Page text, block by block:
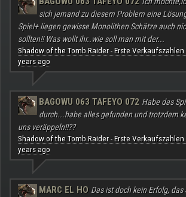
sich jemand zu diesem Problem eine
Spiel+ liegen gewisse Monolithen Schätze auch
sollten!! Was wollt ihr..wie soll man mit der...
Shadow of the Tomb Raider - Erste
years ago
BAGOWU 063 TAFEYO 072 Habe das
durch...habe alles gefunden und trotzdem
uns veräppeln!!??
Shadow of the Tomb Raider - Erste
years ago
MARC EL HO Das ist doch kein Erfolg, das